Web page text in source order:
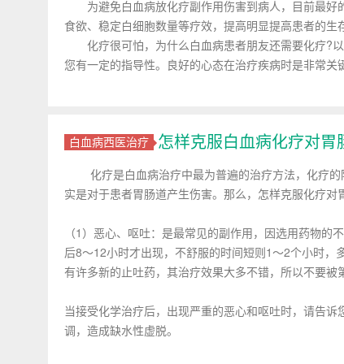
为避免白血病放化疗副作用伤害到病人，目前最好
食欲、稳定白细胞数量等疗效，提高明显提高患者的生
化疗很可怕，为什么白血病患者朋友还需要化疗?
您有一定的指导性。良好的心态在治疗疾病时是非常
白血病西医治疗 怎样克服白血病化疗对胃
化疗是白血病治疗中最为普遍的治疗方法，化疗的
实是对于患者胃肠道产生伤害。那么，怎样克服化疗对
（1）恶心、呕吐：是最常见的副作用，因选用药物
后8～12小时才出现，不舒服的时间短则1～2个小时
有许多新的止吐药，其治疗效果大多不错，所以不要被
当接受化学治疗后，出现严重的恶心和呕吐时，请告
调，造成缺水性虚脱。